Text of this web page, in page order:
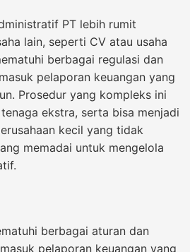
PT lebih rumit
lain, seperti CV atau usaha
berbagai regulasi dan
pelaporan keuangan yang
Prosedur yang kompleks ini
ekstra, serta bisa menjadi
kecil yang tidak
memadai untuk mengelola
berbagai aturan dan
pelaporan keuangan yang